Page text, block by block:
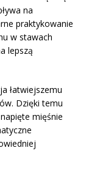
na
praktykowanie
w stawach
lepszą
łatwiejszemu
Dzięki temu
mięśnie